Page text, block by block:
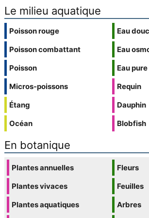
Le milieu aquatique
Poisson rouge
Poisson combattant
Poisson
Micros-poissons
Étang
Océan
Eau
Eau
Eau pure
Requin
Dauphin
Blobfish
En botanique
Plantes annuelles
Plantes vivaces
Plantes aquatiques
Fleurs
Feuilles
Arbres